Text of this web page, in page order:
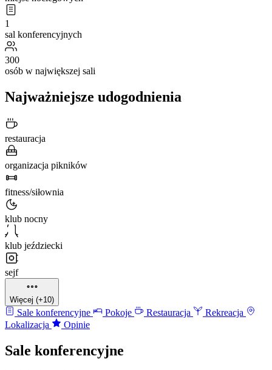
1
sal konferencyjnych
300
osób w największej sali
Najważniejsze udogodnienia
restauracja
organizacja pikników
fitness/siłownia
klub nocny
klub jeździecki
sejf
Więcej (+10)
Sale konferencyjne Pokoje Restauracja
Rekreacja
Lokalizacja
Opinie
Sale konferencyjne